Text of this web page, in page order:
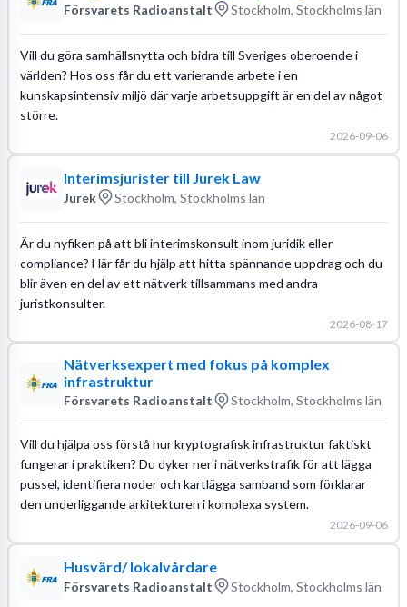
Försvarets Radioanstalt Stockholm, Stockholms län
Vill du göra samhällsnytta och bidra till Sveriges oberoende i
världen? Hos oss får du ett varierande arbete i en
kunskapsintensiv miljö där varje arbetsuppgift är en del av något
större.
2026-09-06
Interimsjurister till Jurek Law
Jurek Stockholm, Stockholms län
Är du nyfiken på att bli interimskonsult inom juridik eller
compliance? Här får du hjälp att hitta spännande uppdrag och du
blir även en del av ett nätverk tillsammans med andra
juristkonsulter.
2026-08-17
Nätverksexpert med fokus på komplex
infrastruktur
Försvarets Radioanstalt Stockholm, Stockholms län
Vill du hjälpa oss förstå hur kryptografisk infrastruktur faktiskt
fungerar i praktiken? Du dyker ner i nätverkstrafik för att lägga
pussel, identifiera noder och kartlägga samband som förklarar
den underliggande arkitekturen i komplexa system.
2026-09-06
Husvärd/ lokalvårdare
Försvarets Radioanstalt Stockholm, Stockholms län